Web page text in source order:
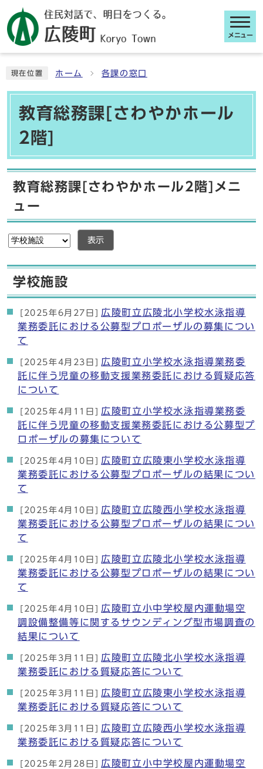
メニュー
現在位置 ホーム 各課の窓口
教育総務課[さわやかホール
2階]
教育総務課[さわやかホール2階]メニ
ュー
表示
学校施設
[2025年6月27日]
広陵町立広陵北小学校水泳指導
業務委託における公募型プロポーザルの募集につい
て
[2025年4月23日]
広陵町立小学校水泳指導業務委
託に伴う児童の移動支援業務委託における質疑応答
について
[2025年4月11日]
広陵町立小学校水泳指導業務委
託に伴う児童の移動支援業務委託における公募型プ
ロポーザルの募集について
[2025年4月10日]
広陵町立広陵東小学校水泳指導
業務委託における公募型プロポーザルの結果につい
て
[2025年4月10日]
広陵町立広陵西小学校水泳指導
業務委託における公募型プロポーザルの結果につい
て
[2025年4月10日]
広陵町立広陵北小学校水泳指導
業務委託における公募型プロポーザルの結果につい
て
[2025年4月10日]
広陵町立小中学校屋内運動場空
調設備整備等に関するサウンディング型市場調査の
結果について
[2025年3月11日]
広陵町立広陵北小学校水泳指導
業務委託における質疑応答について
[2025年3月11日]
広陵町立広陵東小学校水泳指導
業務委託における質疑応答について
[2025年3月11日]
広陵町立広陵西小学校水泳指導
業務委託における質疑応答について
[2025年2月28日]
広陵町立小中学校屋内運動場空